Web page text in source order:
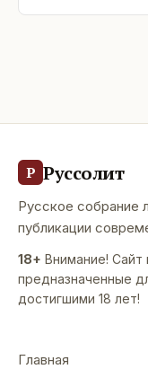
Р Руссолит
Русское собрание
публикации
18+ Внимание!
предназначенные
достигшими 18 лет!
Главная